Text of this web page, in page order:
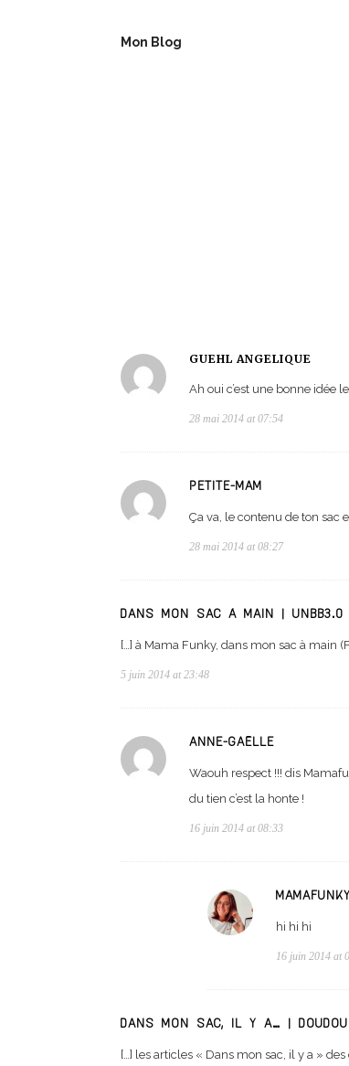
Mon Blog
GUEHL ANGÉLIQUE
Ah oui c’est une bonne idée
28 mai 2014 at 07:54
PETITE-MAM
Ça va, le contenu de ton sac
28 mai 2014 at 08:27
DANS MON SAC À MAIN |
[…] à Mama Funky, dans mon sac à main
5 juin 2014 at 23:48
ANNE-GAËLLE
Waouh respect !!! dis
du tien c’est la honte !
16 juin 2014 at 08:33
MAMAFUNKY
hi hi hi
16 juin 2014 at
DANS MON SAC, IL Y A… |
[…] les articles « Dans mon sac, il y a »